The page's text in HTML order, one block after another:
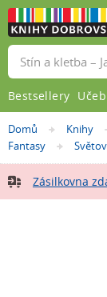
Nacházíte
se
zde:
Domů »Knihy
Fantasy »
Zásilkovna
Bestsellery